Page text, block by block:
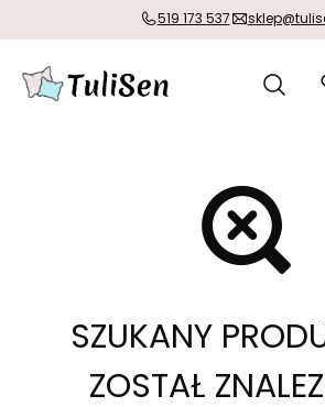
519 173 537
SZUKANY
ZOSTAŁ